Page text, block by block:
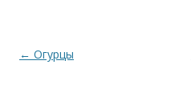
Навигация
← Огурцы